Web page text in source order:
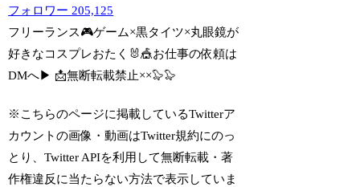
フォロワー205,125
フリーランス🎮ゲーム×黒タイツ×丸眼鏡が
好きなコスプレおたく🐰🎪お仕事の依頼は
DMへ▶︎ 📩無断転載禁止××🦭🦭
※こちらのページに掲載しているTwitterア
カウントの画像・動画はTwitter規約にのっ
とり、Twitter APIを利用して無断転載・著
作権違反に当たらない方法で表示していま